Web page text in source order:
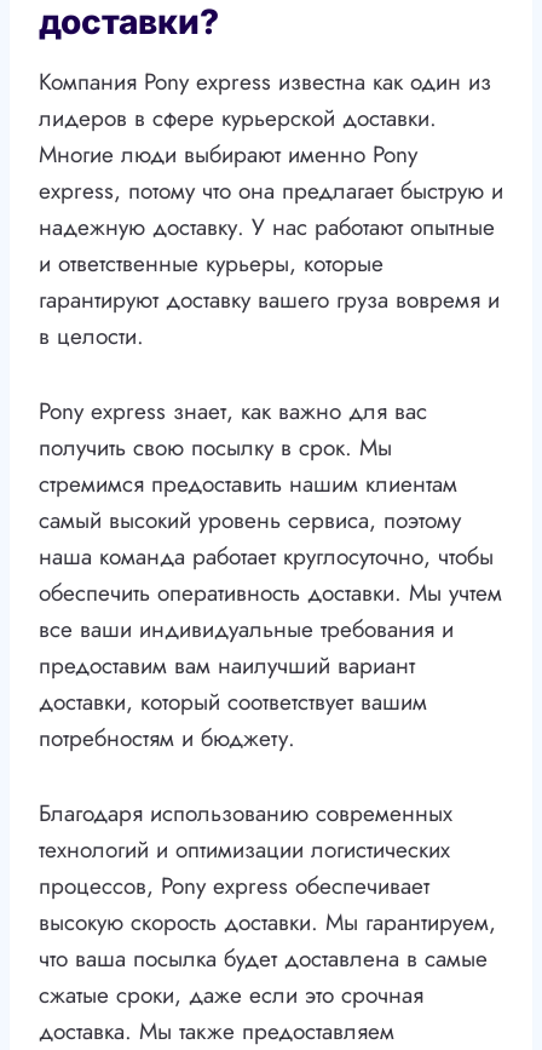
доставки?
Компания Pony express известна как один из
лидеров в сфере курьерской доставки.
Многие люди выбирают именно Pony
express, потому что она предлагает быструю и
надежную доставку. У нас работают опытные
и ответственные курьеры, которые
гарантируют доставку вашего груза вовремя и
в целости.
Pony express знает, как важно для вас
получить свою посылку в срок. Мы
стремимся предоставить нашим клиентам
самый высокий уровень сервиса, поэтому
наша команда работает круглосуточно, чтобы
обеспечить оперативность доставки. Мы учтем
все ваши индивидуальные требования и
предоставим вам наилучший вариант
доставки, который соответствует вашим
потребностям и бюджету.
Благодаря использованию современных
технологий и оптимизации логистических
процессов, Pony express обеспечивает
высокую скорость доставки. Мы гарантируем,
что ваша посылка будет доставлена в самые
сжатые сроки, даже если это срочная
доставка. Мы также предоставляем